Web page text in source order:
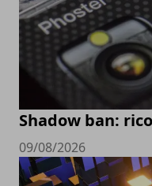
Shadow ban:
09/08/2026